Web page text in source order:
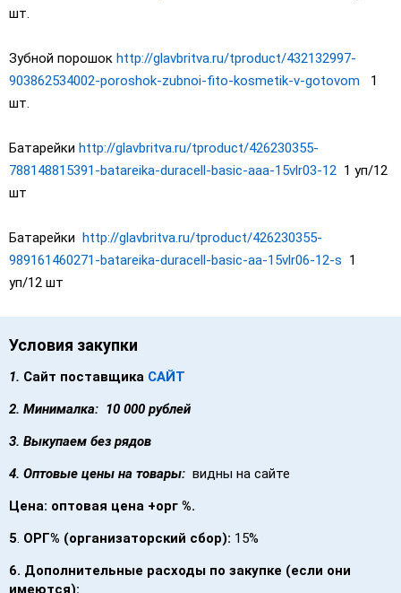
шт.
Зубной порошок http://glavbritva.ru/tproduct/432132997-
903862534002-poroshok-zubnoi-fito-kosmetik-v-gotovom 1
шт.
Батарейки http://glavbritva.ru/tproduct/426230355-
788148815391-batareika-duracell-basic-aaa-15vlr03-12 1 уп/12
шт
Батарейки http://glavbritva.ru/tproduct/426230355-
989161460271-batareika-duracell-basic-aa-15vlr06-12-s 1
уп/12 шт
Условия закупки
1. Сайт поставщика САЙТ
2. Минималка: 10 000 рублей
3. Выкупаем без рядов
4. Оптовые цены на товары: видны на сайте
Цена: оптовая цена +орг %.
5. ОРГ% (организаторский сбор): 15%
6. Дополнительные расходы по закупке (если они
имеются):